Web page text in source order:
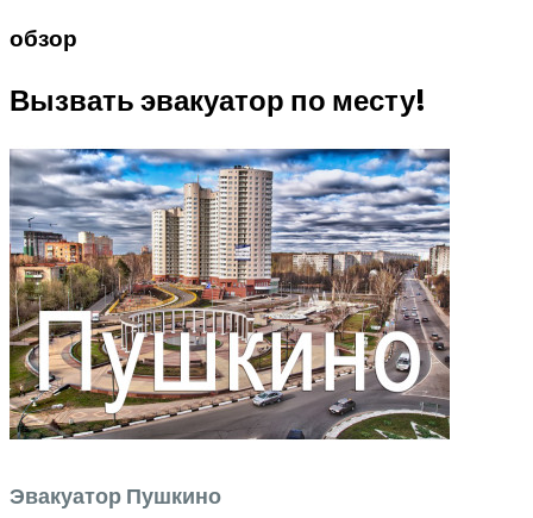
обзор
Вызвать эвакуатор по месту!
Эвакуатор Пушкино